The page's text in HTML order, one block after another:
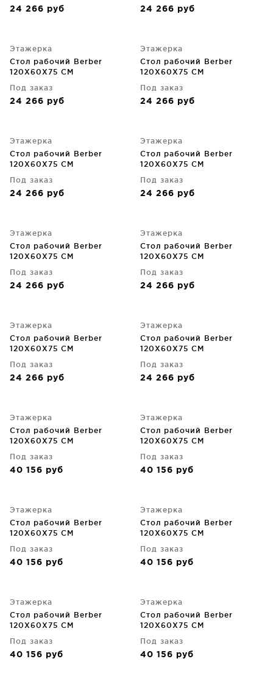
24 266 руб 24 266 руб
Этажерка
Стол рабочий Berber
120X60X75 CM
Под заказ
24 266 руб
Этажерка
Стол рабочий Berber
120X60X75 CM
Под заказ
24 266 руб
Этажерка
Стол рабочий Berber
120X60X75 CM
Под заказ
24 266 руб
Этажерка
Стол рабочий Berber
120X60X75 CM
Под заказ
24 266 руб
Этажерка
Стол рабочий Berber
120X60X75 CM
Под заказ
24 266 руб
Этажерка
Стол рабочий Berber
120X60X75 CM
Под заказ
24 266 руб
Этажерка
Стол рабочий Berber
120X60X75 CM
Под заказ
24 266 руб
Этажерка
Стол рабочий Berber
120X60X75 CM
Под заказ
24 266 руб
Этажерка
Стол рабочий Berber
120X60X75 CM
Под заказ
40 156 руб
Этажерка
Стол рабочий Berber
120X60X75 CM
Под заказ
40 156 руб
Этажерка
Стол рабочий Berber
120X60X75 CM
Под заказ
40 156 руб
Этажерка
Стол рабочий Berber
120X60X75 CM
Под заказ
40 156 руб
Этажерка
Стол рабочий Berber
120X60X75 CM
Под заказ
40 156 руб
Этажерка
Стол рабочий Berber
120X60X75 CM
Под заказ
40 156 руб